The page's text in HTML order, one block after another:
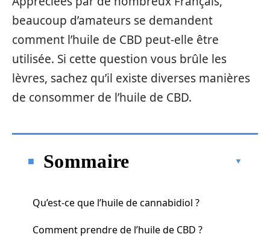
beaucoup d’amateurs se demandent
comment l’huile de CBD peut-elle être
utilisée. Si cette question vous brûle les
lèvres, sachez qu’il existe diverses manières
de consommer de l’huile de CBD.
Sommaire
Qu’est-ce que l’huile de cannabidiol ?
Comment prendre de l’huile de CBD ?